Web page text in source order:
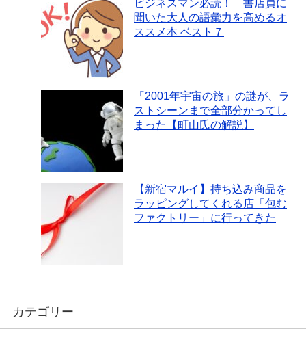
ビジネスマン必読！ 書店員に
聞いた大人の語彙力を高めるオ
ススメ本 ベスト７
「2001年宇宙の旅」の謎が、ラ
ストシーンまで全部分かってし
まった【町山氏の解説】
【新宿マルイ】持ち込み商品を
ラッピングしてくれる店「包む
ファクトリー」に行ってきた
カテゴリー